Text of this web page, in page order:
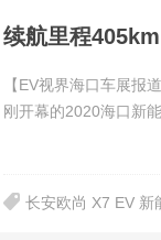
续航里程
【EV视界海口车展报
刚开幕的2020海口新
长安欧尚 X7 EV 新